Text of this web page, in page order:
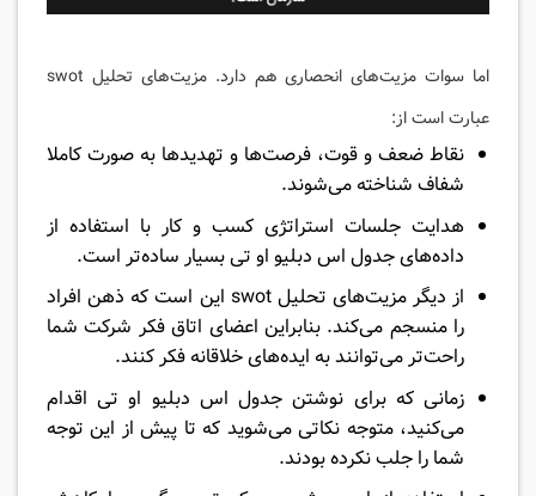
اما سوات مزیت‌های انحصاری هم دارد. مزیت‌های تحلیل swot
عبارت است از:
نقاط ضعف و قوت، فرصت‌ها و تهدیدها به صورت کاملا
شفاف شناخته می‌شوند.
هدایت جلسات استراتژی کسب و کار با استفاده از
داده‌های جدول اس دبلیو او تی بسیار ساده‌تر است.
از دیگر مزیت‌های تحلیل swot این است که ذهن افراد
را منسجم می‌کند. بنابراین اعضای اتاق فکر شرکت شما
راحت‌تر می‌توانند به ایده‌های خلاقانه فکر کنند.
زمانی که برای نوشتن جدول اس دبلیو او تی اقدام
می‌کنید، متوجه نکاتی می‌شوید که تا پیش از این توجه
شما را جلب نکرده بودند.